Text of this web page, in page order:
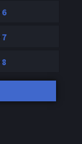
6
7
8